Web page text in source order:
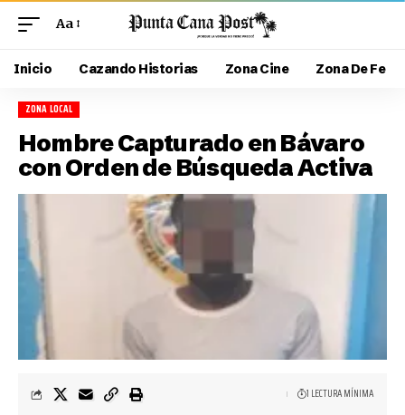
Aa
Inicio Cazando Historias Zona Cine Zona De Fe
ZONA LOCAL
Hombre Capturado en Bávaro
con Orden de Búsqueda Activa
1 LECTURA MÍNIMA